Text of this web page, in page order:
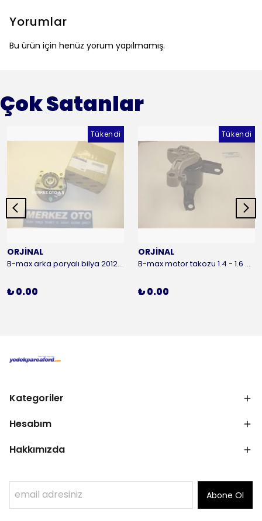
Yorumlar
Bu ürün için henüz yorum yapılmamış.
Çok Satanlar
Tükendi
ORJİNAL
B-max arka poryalı bilya 2012-2016 ORJİNAL
₺ 0.00
Tükendi
ORJİNAL
B-max motor takozu 1.4 - 1.6 benzinli 2012-2016 ORJİNAL
₺ 0.00
Kategoriler
Hesabım
Hakkımızda
Abone Ol